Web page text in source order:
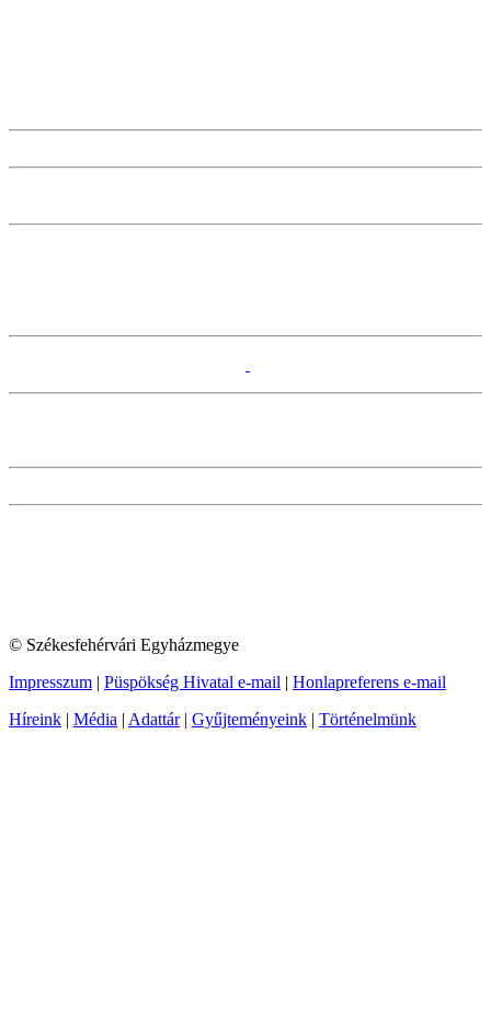
© Székesfehérvári Egyházmegye
Impresszum | Püspökség Hivatal e-mail | Honlapreferens e-mail
Híreink | Média | Adattár| Gyűjteményeink | Történelmünk